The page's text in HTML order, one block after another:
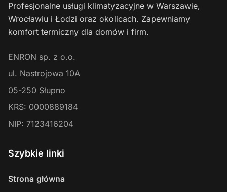
Profesjonalne usługi klimatyzacyjne w Warszawie,
Wrocławiu i Łodzi oraz okolicach. Zapewniamy
komfort termiczny dla domów i firm.
ENRON sp. z o.o.
ul. Nastrojowa 10A
05-250 Słupno
KRS: 0000889184
NIP: 7123416204
Szybkie linki
Strona główna